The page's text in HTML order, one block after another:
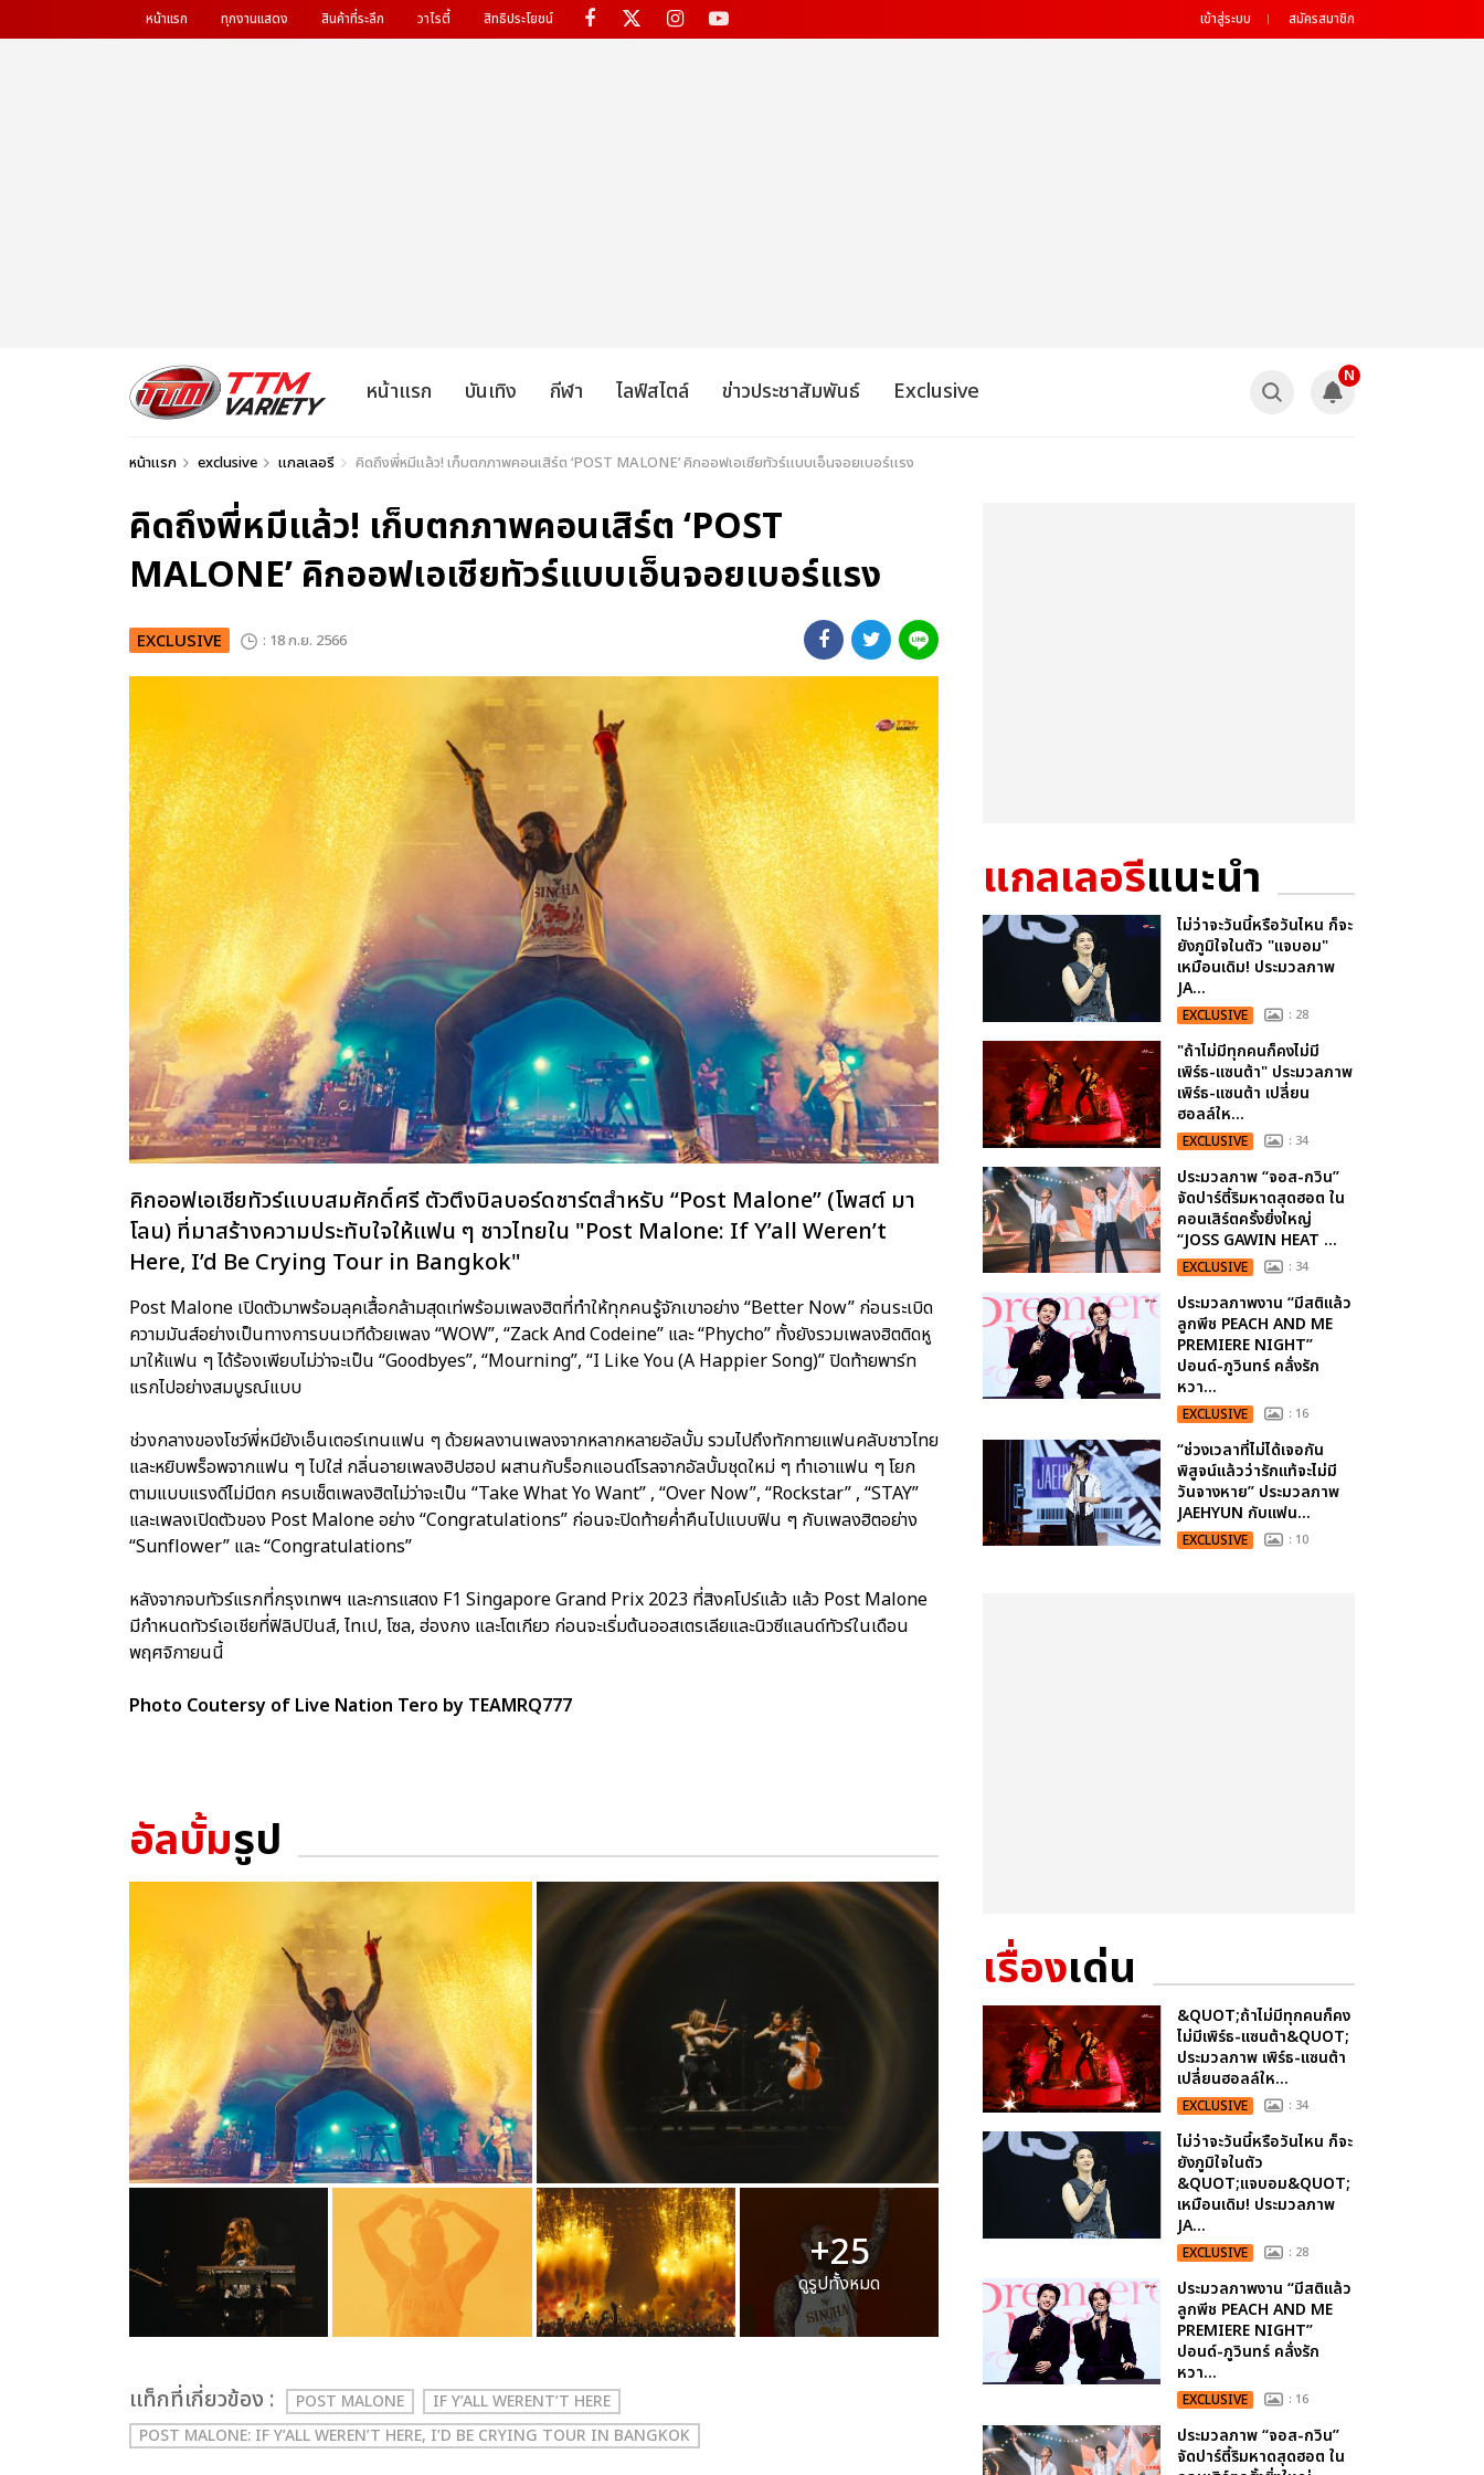
หน้าแรก ทุกงานแสดง สินค้าที่ระลึก วาไรตี้ สิทธิประโยชน์ เข้าสู่ระบบ สมัครสมาชิก
หน้าแรก บันเทิง กีฬา ไลฟ์สไตล์ ข่าวประชาสัมพันธ์ Exclusive
N
หน้าแรก exclusive แกลเลอรี คิดถึงพี่หมีแล้ว! เก็บตกภาพคอนเสิร์ต ‘POST MALONE’ คิกออฟเอเชียทัวร์แบบเอ็นจอยเบอร์แรง
คิดถึงพี่หมีแล้ว! เก็บตกภาพคอนเสิร์ต ‘POST
MALONE’ คิกออฟเอเชียทัวร์แบบเอ็นจอยเบอร์แรง
EXCLUSIVE : 18 ก.ย. 2566
คิกออฟเอเชียทัวร์แบบสมศักดิ์ศรี ตัวตึงบิลบอร์ดชาร์ตสำหรับ “Post Malone” (โพสต์ มา
โลน) ที่มาสร้างความประทับใจให้แฟน ๆ ชาวไทยใน "Post Malone: If Y’all Weren’t
Here, I’d Be Crying Tour in Bangkok"
Post Malone เปิดตัวมาพร้อมลุคเสื้อกล้ามสุดเท่พร้อมเพลงฮิตที่ทำให้ทุกคนรู้จักเขาอย่าง “Better Now” ก่อนระเบิด
ความมันส์อย่างเป็นทางการบนเวทีด้วยเพลง “WOW”, “Zack And Codeine” และ “Phycho” ทั้งยังรวมเพลงฮิตติดหู
มาให้แฟน ๆ ได้ร้องเพียบไม่ว่าจะเป็น “Goodbyes”, “Mourning”, “I Like You (A Happier Song)” ปิดท้ายพาร์ท
แรกไปอย่างสมบูรณ์แบบ
ช่วงกลางของโชว์พี่หมียังเอ็นเตอร์เทนแฟน ๆ ด้วยผลงานเพลงจากหลากหลายอัลบั้ม รวมไปถึงทักทายแฟนคลับชาวไทย
และหยิบพร็อพจากแฟน ๆ ไปใส่ กลิ่นอายเพลงฮิปฮอป ผสานกับร็อกแอนด์โรลจากอัลบั้มชุดใหม่ ๆ ทำเอาแฟน ๆ โยก
ตามแบบแรงดีไม่มีตก ครบเซ็ตเพลงฮิตไม่ว่าจะเป็น “Take What Yo Want” , “Over Now”, “Rockstar” , “STAY”
และเพลงเปิดตัวของ Post Malone อย่าง “Congratulations” ก่อนจะปิดท้ายค่ำคืนไปแบบฟิน ๆ กับเพลงฮิตอย่าง
“Sunflower” และ “Congratulations”
หลังจากจบทัวร์แรกที่กรุงเทพฯ และการแสดง F1 Singapore Grand Prix 2023 ที่สิงคโปร์แล้ว แล้ว Post Malone
มีกำหนดทัวร์เอเชียที่ฟิลิปปินส์, ไทเป, โซล, ฮ่องกง และโตเกียว ก่อนจะเริ่มต้นออสเตรเลียและนิวซีแลนด์ทัวร์ในเดือน
พฤศจิกายนนี้
Photo Coutersy of Live Nation Tero by TEAMRQ777
อัลบั้มรูป
+25
ดูรูปทั้งหมด
เเท็กที่เกี่ยวข้อง : POST MALONE
IF Y’ALL WERENT’T HERE
POST MALONE: IF Y’ALL WEREN’T HERE, I’D BE CRYING TOUR IN BANGKOK
แกลเลอรีแนะนำ
ไม่ว่าจะวันนี้หรือวันไหน ก็จะ
ยังภูมิใจในตัว "แจบอม"
เหมือนเดิม! ประมวลภาพ
JA...
EXCLUSIVE : 28
"ถ้าไม่มีทุกคนก็คงไม่มี
เพิร์ธ-แซนต้า" ประมวลภาพ
เพิร์ธ-แซนต้า เปลี่ยน
ฮอลล์ให...
EXCLUSIVE : 34
ประมวลภาพ “จอส-กวิน”
จัดปาร์ตี้ริมหาดสุดฮอต ใน
คอนเสิร์ตครั้งยิ่งใหญ่
“JOSS GAWIN HEAT ...
EXCLUSIVE : 34
ประมวลภาพงาน “มีสติแล้ว
ลูกพีช PEACH AND ME
PREMIERE NIGHT”
ปอนด์-ภูวินทร์ คลั่งรัก
หวา...
EXCLUSIVE : 16
“ช่วงเวลาที่ไม่ได้เจอกัน
พิสูจน์แล้วว่ารักแท้จะไม่มี
วันจางหาย” ประมวลภาพ
JAEHYUN กับแฟน...
EXCLUSIVE : 10
เรื่องเด่น
&QUOT;ถ้าไม่มีทุกคนก็คง
ไม่มีเพิร์ธ-แซนต้า&QUOT;
ประมวลภาพ เพิร์ธ-แซนต้า
เปลี่ยนฮอลล์ให...
EXCLUSIVE : 34
ไม่ว่าจะวันนี้หรือวันไหน ก็จะ
ยังภูมิใจในตัว
&QUOT;แจบอม&QUOT;
เหมือนเดิม! ประมวลภาพ
JA...
EXCLUSIVE : 28
ประมวลภาพงาน “มีสติแล้ว
ลูกพีช PEACH AND ME
PREMIERE NIGHT”
ปอนด์-ภูวินทร์ คลั่งรัก
หวา...
EXCLUSIVE : 16
ประมวลภาพ “จอส-กวิน”
จัดปาร์ตี้ริมหาดสุดฮอต ใน